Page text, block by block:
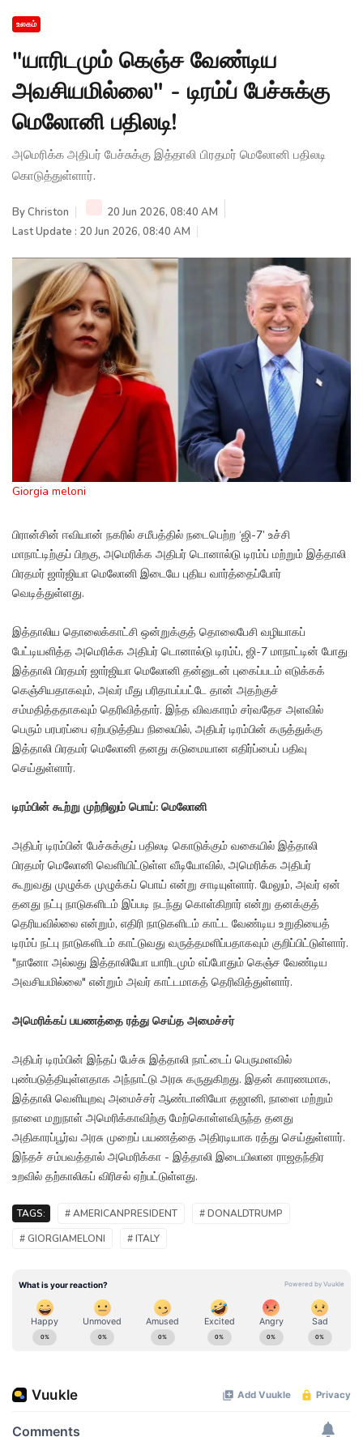
உலகம்
"யாரிடமும் கெஞ்ச வேண்டிய
அவசியமில்லை" - டிரம்ப் பேச்சுக்கு
மெலோனி பதிலடி!
அமெரிக்க அதிபர் பேச்சுக்கு இத்தாலி பிரதமர் மெலோனி பதிலடி
கொடுத்துள்ளார்.
ByChriston
20 Jun 2026, 08:40 AM
Last Update : 20 Jun 2026, 08:40 AM
Giorgia meloni
பிரான்சின் ஈவியான் நகரில் சமீபத்தில் நடைபெற்ற ‘ஜி-7’ உச்சி
மாநாட்டிற்குப் பிறகு, அமெரிக்க அதிபர் டொனால்டு டிரம்ப் மற்றும் இத்தாலி
பிரதமர் ஜார்ஜியா மெலோனி இடையே புதிய வார்த்தைப்போர்
வெடித்துள்ளது.
இத்தாலிய தொலைக்காட்சி ஒன்றுக்குத் தொலைபேசி வழியாகப்
பேட்டியளித்த அமெரிக்க அதிபர் டொனால்டு டிரம்ப், ஜி-7 மாநாட்டின் போது
இத்தாலி பிரதமர் ஜார்ஜியா மெலோனி தன்னுடன் புகைப்படம் எடுக்கக்
கெஞ்சியதாகவும், அவர் மீது பரிதாபப்பட்டே தான் அதற்குச்
சம்மதித்ததாகவும் தெரிவித்தார். இந்த விவகாரம் சர்வதேச அளவில்
பெரும் பரபரப்பை ஏற்படுத்திய நிலையில், அதிபர் டிரம்பின் கருத்துக்கு
இத்தாலி பிரதமர் மெலோனி தனது கடுமையான எதிர்ப்பைப் பதிவு
செய்துள்ளார்.
டிரம்பின் கூற்று முற்றிலும் பொய்: மெலோனி
அதிபர் டிரம்பின் பேச்சுக்குப் பதிலடி கொடுக்கும் வகையில் இத்தாலி
பிரதமர் மெலோனி வெளியிட்டுள்ள வீடியோவில், அமெரிக்க அதிபர்
கூறுவது முழுக்க முழுக்கப் பொய் என்று சாடியுள்ளார். மேலும், அவர் ஏன்
தனது நட்பு நாடுகளிடம் இப்படி நடந்து கொள்கிறார் என்று தனக்குத்
தெரியவில்லை என்றும், எதிரி நாடுகளிடம் காட்ட வேண்டிய உறுதியைத்
டிரம்ப் நட்பு நாடுகளிடம் காட்டுவது வருத்தமளிப்பதாகவும் குறிப்பிட்டுள்ளார்.
"நானோ அல்லது இத்தாலியோ யாரிடமும் எப்போதும் கெஞ்ச வேண்டிய
அவசியமில்லை" என்றும் அவர் காட்டமாகத் தெரிவித்துள்ளார்.
அமெரிக்கப் பயணத்தை ரத்து செய்த அமைச்சர்
அதிபர் டிரம்பின் இந்தப் பேச்சு இத்தாலி நாட்டைப் பெருமளவில்
புண்படுத்தியுள்ளதாக அந்நாட்டு அரசு கருதுகிறது. இதன் காரணமாக,
இத்தாலி வெளியுறவு அமைச்சர் ஆண்டானியோ தஜானி, நாளை மற்றும்
நாளை மறுநாள் அமெரிக்காவிற்கு மேற்கொள்ளவிருந்த தனது
அதிகாரப்பூர்வ அரசு முறைப் பயணத்தை அதிரடியாக ரத்து செய்துள்ளார்.
இந்தச் சம்பவத்தால் அமெரிக்கா - இத்தாலி இடையிலான ராஜதந்திர
உறவில் தற்காலிகப் விரிசல் ஏற்பட்டுள்ளது.
TAGS: # AMERICANPRESIDENT
# DONALDTRUMP
# GIORGIAMELONI
# ITALY